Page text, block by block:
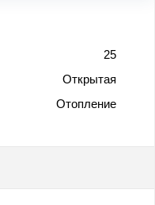
25
Открытая
Отопление